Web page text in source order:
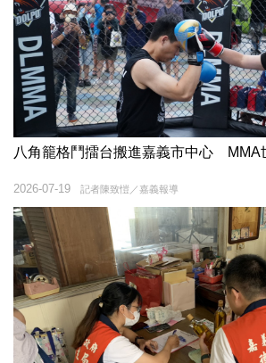
八角籠格鬥擂台搬進嘉義市中心 MMA
記者陳致愷／嘉義報導
2026-07-19